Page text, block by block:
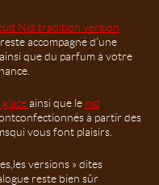
Nid tradition version
, reste accompagné d’une
que du parfum à votre
glacéainsi que le nid
confectionnés à partir des
qui vous font plaisirs.
les versions » dites
reste bien sûr